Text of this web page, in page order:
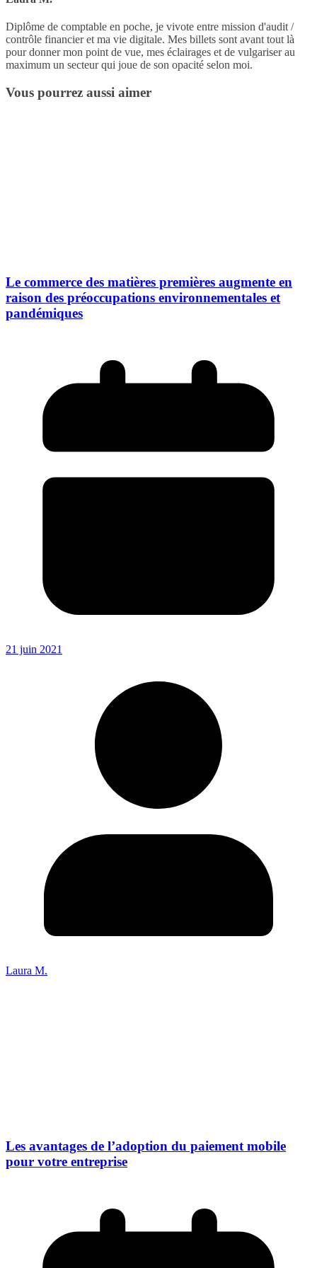
Diplôme de comptable en poche, je vivote entre mission d'audit /
contrôle financier et ma vie digitale. Mes billets sont avant tout là
pour donner mon point de vue, mes éclairages et de vulgariser au
maximum un secteur qui joue de son opacité selon moi.
Vous pourrez aussi aimer
Le commerce des matières premières augmente en
raison des préoccupations environnementales et
pandémiques
21 juin 2021
Laura M.
Les avantages de l’adoption du paiement mobile
pour votre entreprise